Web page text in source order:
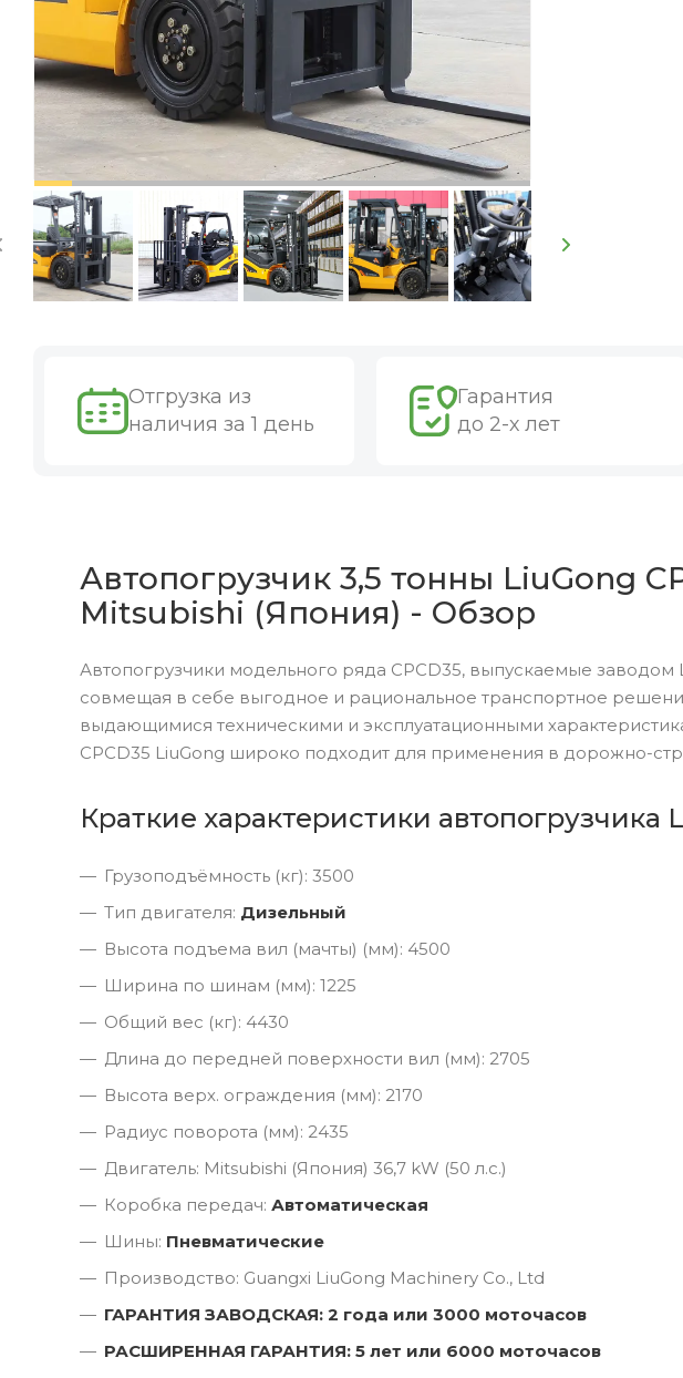
Отгрузка из
наличия за 1 день
Гарантия
до 2-х лет
Автопогрузчик 3,5 тонны LiuGong
Mitsubishi (Япония) - Обзор
Автопогрузчики модельного ряда CPCD35, выпускаемые
совмещая в себе выгодное и рациональное транспортное
выдающимися техническими и эксплуатационными
CPCD35 LiuGong широко подходит для применения в дорожно-
Краткие характеристики автопогрузчика
Грузоподъёмность (кг): 3500
Тип двигателя: Дизельный
Высота подъема вил (мачты) (мм): 4500
Ширина по шинам (мм): 1225
Общий вес (кг): 4430
Длина до передней поверхности вил (мм): 2705
Высота верх. ограждения (мм): 2170
Радиус поворота (мм): 2435
Двигатель: Mitsubishi (Япония) 36,7 kW (50 л.с.)
Коробка передач: Автоматическая
Шины: Пневматические
Производство: Guangxi LiuGong Machinery Co., Ltd
ГАРАНТИЯ ЗАВОДСКАЯ: 2 года или 3000 моточасов
РАСШИРЕННАЯ ГАРАНТИЯ: 5 лет или 6000 моточасов